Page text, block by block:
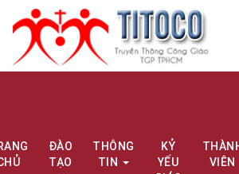
ĐÀO
TẠO
THÔNG
TIN
KỶ
YẾU
VIÊN